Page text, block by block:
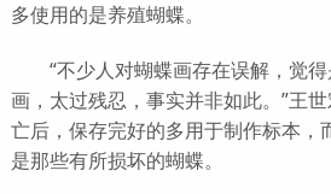
多使用的是养殖蝴蝶。
“不少人对蝴蝶画存在误解，觉得
画，太过残忍，事实并非如此。”王
亡后，保存完好的多用于制作标本，
是那些有所损坏的蝴蝶。